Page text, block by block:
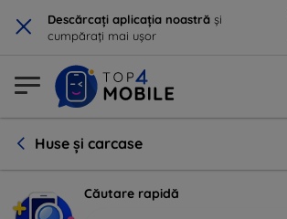
× Descărcați aplicația noastră și
cumpărați mai ușor
Huse și carcase
Căutare rapidă